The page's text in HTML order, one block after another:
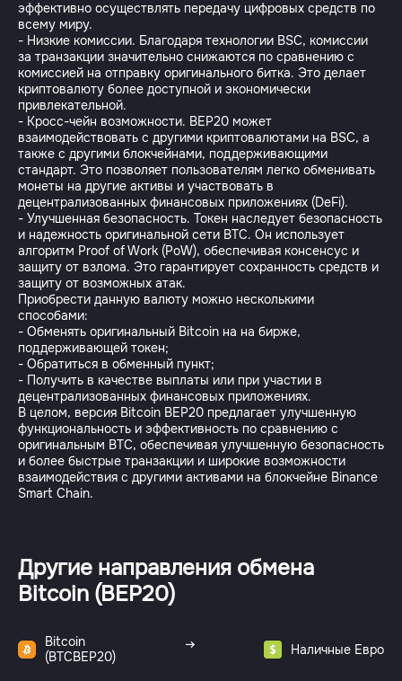
эффективно осуществлять передачу цифровых средств по
всему миру.
- Низкие комиссии. Благодаря технологии BSC, комиссии
за транзакции значительно снижаются по сравнению с
комиссией на отправку оригинального битка. Это делает
криптовалюту более доступной и экономически
привлекательной.
- Кросс-чейн возможности. BEP20 может
взаимодействовать с другими криптовалютами на BSC, а
также с другими блокчейнами, поддерживающими
стандарт. Это позволяет пользователям легко обменивать
монеты на другие активы и участвовать в
децентрализованных финансовых приложениях (DeFi).
- Улучшенная безопасность. Токен наследует безопасность
и надежность оригинальной сети BTC. Он использует
алгоритм Proof of Work (PoW), обеспечивая консенсус и
защиту от взлома. Это гарантирует сохранность средств и
защиту от возможных атак.
Приобрести данную валюту можно несколькими
способами:
- Обменять оригинальный Bitcoin на на бирже,
поддерживающей токен;
- Обратиться в обменный пункт;
- Получить в качестве выплаты или при участии в
децентрализованных финансовых приложениях.
В целом, версия Bitcoin BEP20 предлагает улучшенную
функциональность и эффективность по сравнению с
оригинальным BTC, обеспечивая улучшенную безопасность
и более быстрые транзакции и широкие возможности
взаимодействия с другими активами на блокчейне Binance
Smart Chain.
Другие направления обмена
Bitcoin (BEP20)
Bitcoin
(BTCBEP20)
Наличные Евро